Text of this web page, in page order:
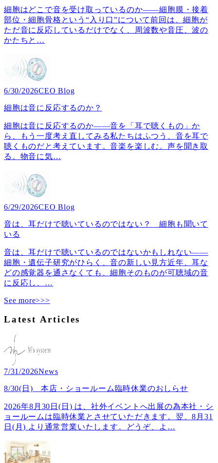
細胞はどこで音を受け取っているのか――細胞膜・接着
部位・細胞骨格という“入り口”について前回は、細胞が
ただ音に反応しているだけでなく、周波数や音圧、波の
かたちと …
6/30/2026CEO Blog
細胞は音に反応するのか？
細胞は音に反応するのか――音を「耳で聴くもの」か
ら、もう一度考え直してみる私たちはふつう、音を耳で
聴くものだと考えています。音楽を楽しむ。声を聞き取
る。物音に気…
6/29/2026CEO Blog
音は、耳だけで聴いているのではない？ 細胞も聞いて
いる
音は、耳だけで聴いているのではないかもしれない――
細胞・遺伝子研究がひらく、音の新しい見方近年、耳な
どの感覚器を通さなくても、細胞そのものが可聴域の音
に反応し、 …
See more>>>
Latest Articles
7/31/2026News
8/30(日) 本店・ショールーム臨時休業のおしらせ
2026年8月30日(日) は、社外イベントへ出展の為本社・シ
ョールームは臨時休業とさせていただきます。翌、8月31
日(月) より通常営業いたします。どうぞ、よ …